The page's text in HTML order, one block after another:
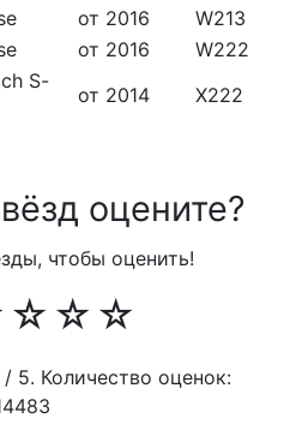
от 2016
W213
от 2016
W222
S-
от 2014 X222
оцените?
чтобы оценить!
☆
☆
☆
/ 5. Количество оценок: